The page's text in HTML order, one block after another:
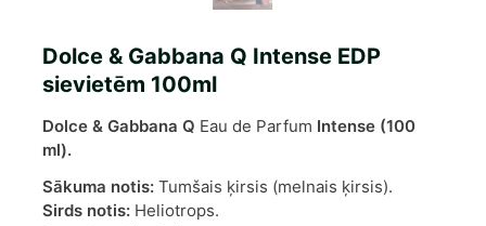
Dolce & Gabbana Q Intense EDP
sievietēm 100ml
Dolce & Gabbana Q Eau de Parfum Intense (100
ml).
Sākuma notis: Tumšais ķirsis (melnais ķirsis).
Sirds notis: Heliotrops.